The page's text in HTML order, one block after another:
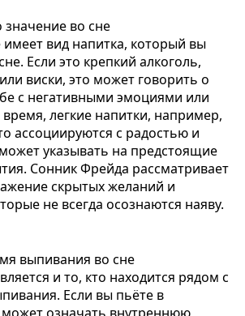
значение во сне
вид напитка, который вы
Если это крепкий алкоголь,
виски, это может говорить о
с негативными эмоциями или
легкие напитки, например,
ассоциируются с радостью и
указывать на предстоящие
Сонник Фрейда рассматривает
скрытых желаний и
не всегда осознаются наяву.
выпивания во сне
и то, кто находится рядом с
Если вы пьёте в